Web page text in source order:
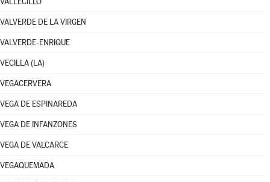
VALVERDE DE LA VIRGEN
VALVERDE-ENRIQUE
VECILLA (LA)
VEGACERVERA
VEGA DE ESPINAREDA
VEGA DE INFANZONES
VEGA DE VALCARCE
VEGAQUEMADA